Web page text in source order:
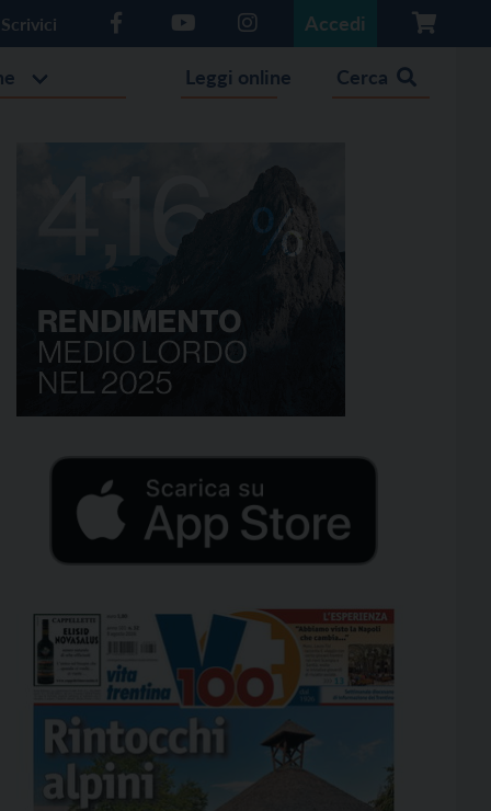
Scrivici Accedi
Leggi online Cerca